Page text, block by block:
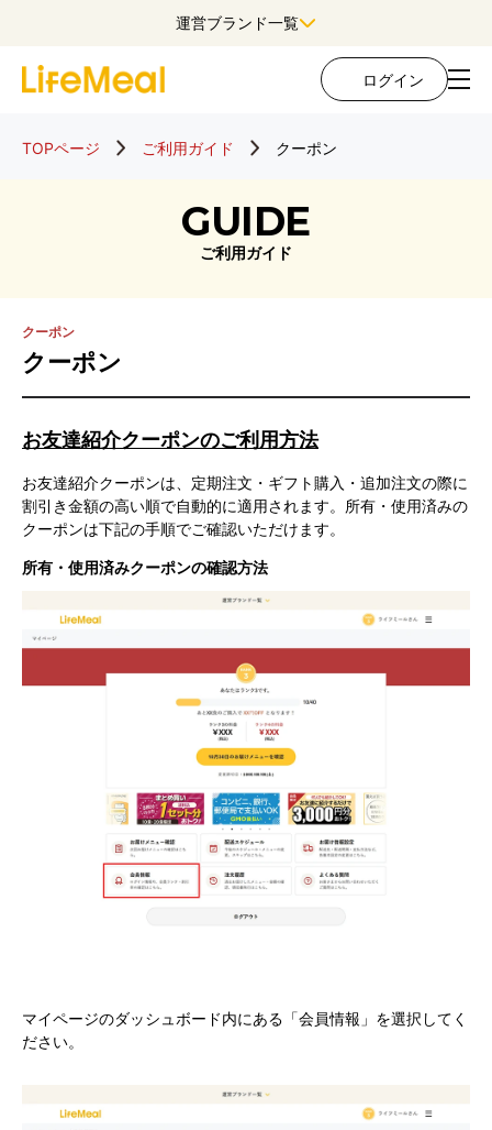
運営ブランド一覧
ログイン
TOPページ ご利用ガイド クーポン
GUIDE
ご利用ガイド
クーポン
クーポン
お友達紹介クーポンのご利用方法
お友達紹介クーポンは、定期注文・ギフト購入・追加注文の際に
割引き金額の高い順で自動的に適用されます。所有・使用済みの
クーポンは下記の手順でご確認いただけます。
所有・使用済みクーポンの確認方法
マイページのダッシュボード内にある「会員情報」を選択してく
ださい。